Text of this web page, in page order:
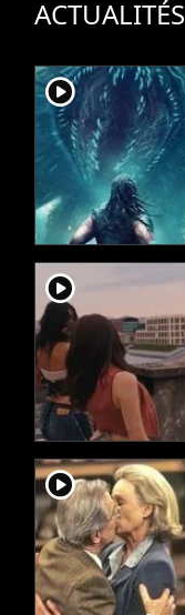
ACTUALITÉS
player2
player2
player2